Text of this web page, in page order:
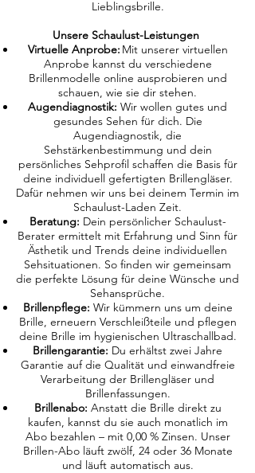
Lieblingsbrille.
Unsere Schaulust-Leistungen
Virtuelle Anprobe: Mit unserer virtuellen
Anprobe kannst du verschiedene
Brillenmodelle online ausprobieren und
schauen, wie sie dir stehen.
Augendiagnostik: Wir wollen gutes und
gesundes Sehen für dich. Die
Augendiagnostik, die
Sehstärkenbestimmung und dein
persönliches Sehprofil schaffen die Basis für
deine individuell gefertigten Brillengläser.
Dafür nehmen wir uns bei deinem Termin im
Schaulust-Laden Zeit.
Beratung: Dein persönlicher Schaulust-
Berater ermittelt mit Erfahrung und Sinn für
Ästhetik und Trends deine individuellen
Sehsituationen. So finden wir gemeinsam
die perfekte Lösung für deine Wünsche und
Sehansprüche.
Brillenpflege: Wir kümmern uns um deine
Brille, erneuern Verschleißteile und pflegen
deine Brille im hygienischen Ultraschallbad.
Brillengarantie: Du erhältst zwei Jahre
Garantie auf die Qualität und einwandfreie
Verarbeitung der Brillengläser und
Brillenfassungen.
Brillenabo: Anstatt die Brille direkt zu
kaufen, kannst du sie auch monatlich im
Abo bezahlen – mit 0,00 % Zinsen. Unser
Brillen-Abo läuft zwölf, 24 oder 36 Monate
und läuft automatisch aus.